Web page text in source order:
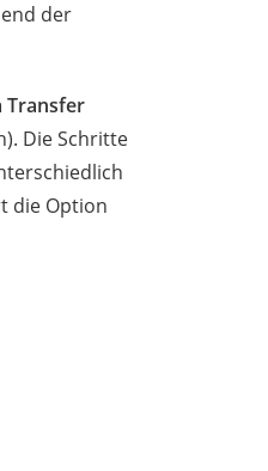
der
Transfer
Die Schritte
die Option